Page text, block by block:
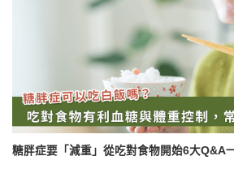
糖胖症要「減重」從吃對食物開始6大Q&A